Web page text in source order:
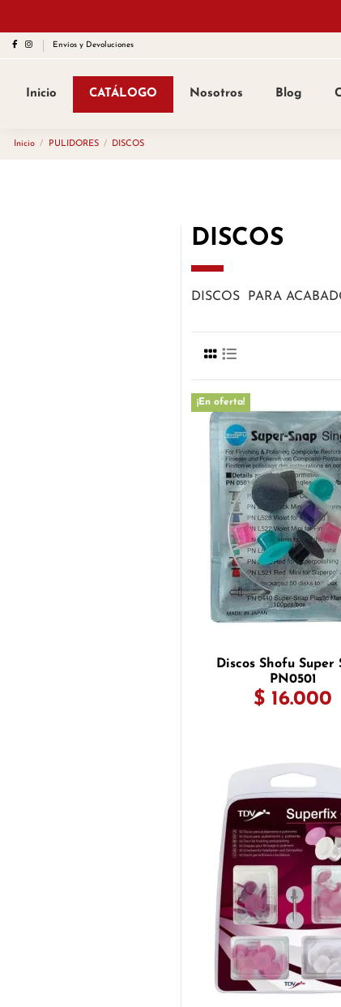
Envíos y Devoluciones
Inicio CATÁLOGO Nosotros Blog
Inicio PULIDORES DISCOS
DISCOS
DISCOS PARA
¡En oferta!
Discos Shofu Super
PN0501
$ 16.000